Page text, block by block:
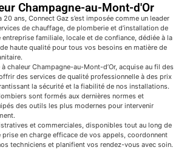
Champagne-au-Mont-d'Or
ans, Connect Gaz s’est imposée comme un leader
de chauffage, de plomberie et d’installation de
entreprise familiale, locale et de confiance, dédiée à la
haute qualité pour tous vos besoins en matière de
chaleur Champagne-au-Mont-d’Or, acquise au fil des
des services de qualité professionnelle à des prix
la sécurité et la fiabilité de nos installations.
sont formés aux dernières normes et
des outils les plus modernes pour intervenir
et commerciales, disponibles tout au long de
prise en charge efficace de vos appels, coordonnent
techniciens et planifient vos rendez-vous avec soin.